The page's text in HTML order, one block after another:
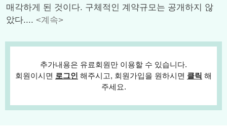
매각하게 된 것이다. 구체적인 계약규모는 공개하지 않
았다.... <계속>
추가내용은 유료회원만 이용할 수 있습니다.
회원이시면 로그인 해주시고, 회원가입을 원하시면 클릭 해
주세요.